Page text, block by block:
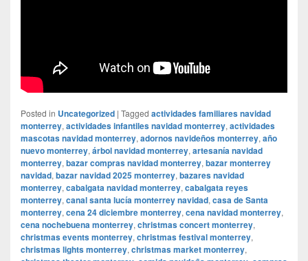
Posted in Uncategorized | Tagged actividades familiares navidad
monterrey, actividades infantiles navidad monterrey, actividades
mascotas navidad monterrey, adornos navideños monterrey, año
nuevo monterrey, árbol navidad monterrey, artesanía navidad
monterrey, bazar compras navidad monterrey, bazar monterrey
navidad, bazar navidad 2025 monterrey, bazares navidad
monterrey, cabalgata navidad monterrey, cabalgata reyes
monterrey, canal santa lucía monterrey navidad, casa de Santa
monterrey, cena 24 diciembre monterrey, cena navidad monterrey,
cena nochebuena monterrey, christmas concert monterrey,
christmas events monterrey, christmas festival monterrey,
christmas lights monterrey, christmas market monterrey,